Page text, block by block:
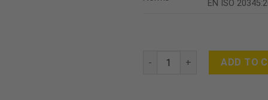
EN ISO
FLOW S1P LOW quantityADD TO